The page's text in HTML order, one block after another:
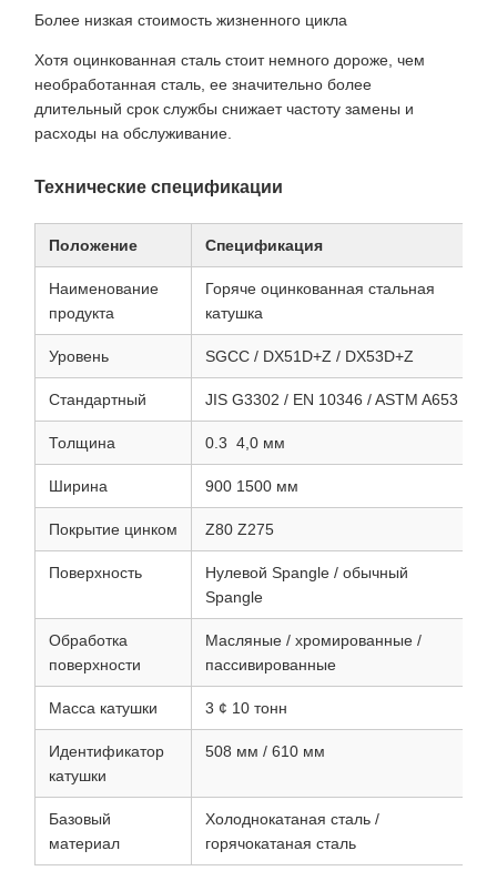
Более низкая стоимость жизненного цикла
Хотя оцинкованная сталь стоит немного дороже, чем
необработанная сталь, ее значительно более
длительный срок службы снижает частоту замены и
расходы на обслуживание.
Технические спецификации
Положение Спецификация
Наименование
продукта
Горяче оцинкованная стальная
катушка
Уровень SGCC / DX51D+Z / DX53D+Z
Стандартный JIS G3302 / EN 10346 / ASTM A653
Толщина 0.3 ️ 4,0 мм
Ширина 900 1500 мм
Покрытие цинком Z80 Z275
Поверхность
Нулевой Spangle / обычный
Spangle
Обработка
поверхности
Масляные / хромированные /
пассивированные
Масса катушки 3 ¢ 10 тонн
Идентификатор
катушки
508 мм / 610 мм
Базовый
материал
Холоднокатаная сталь /
горячокатаная сталь